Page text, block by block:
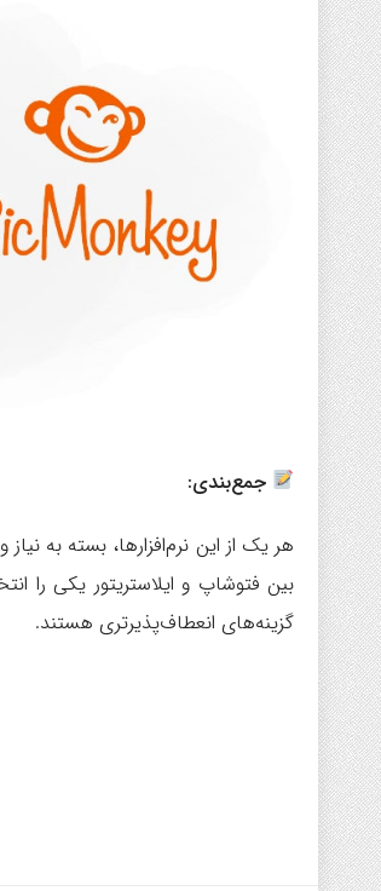
جمع‌بندی:
هر یک از این نرم‌افزارها، بسته به
گزینه‌های انعطاف‌پذیرتری هستند.